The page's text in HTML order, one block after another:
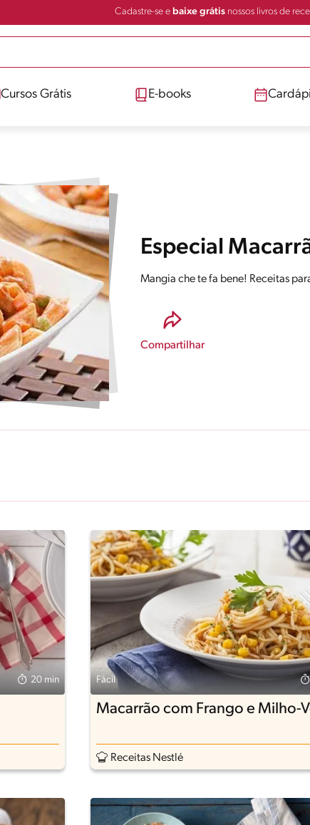
Cadastre-se e baixe grátisnossos livros de
Cursos Grátis E-books
Especial
Mangia che te fa bene! Receitas
Compartilhar
20 min Fácil
Macarrão com Frango e Milho-
Receitas Nestlé